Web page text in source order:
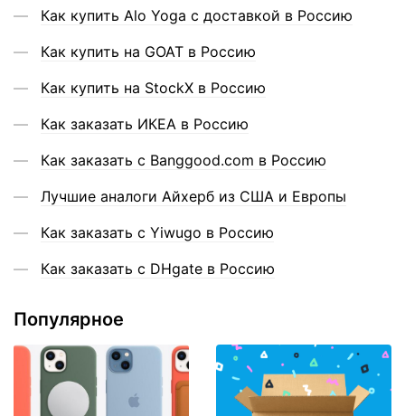
Как купить Alo Yoga с доставкой в Россию
Как купить на GOAT в Россию
Как купить на StockX в Россию
Как заказать ИКЕА в Россию
Как заказать с Banggood.com в Россию
Лучшие аналоги Айхерб из США и Европы
Как заказать с Yiwugo в Россию
Как заказать с DHgate в Россию
Популярное